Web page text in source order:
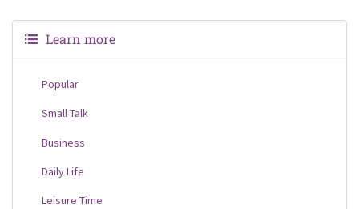
Learn more
Popular
Small Talk
Business
Daily Life
Leisure Time